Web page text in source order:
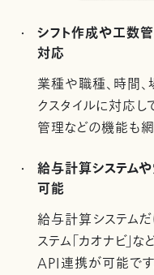
シフト作成や工数
対応
業種や職種、時間、
クスタイルに対応し
管理などの機能も網
給与計算システム
可能
給与計算システムだ
ステム「カオナビ」
API連携が可能です